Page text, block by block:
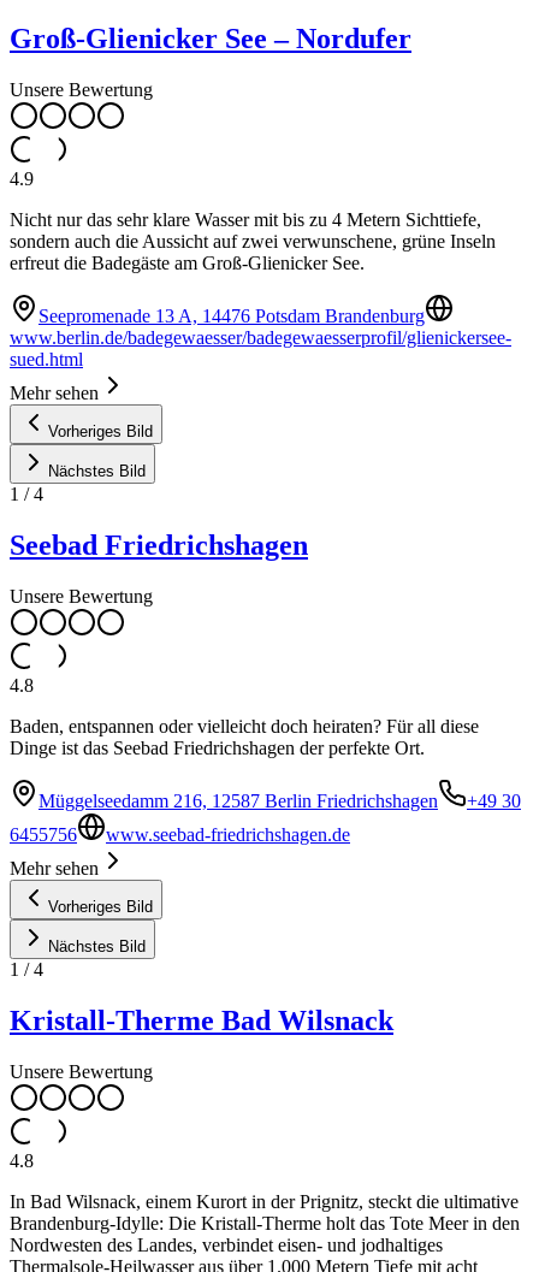
Groß-Glienicker See – Nordufer
Unsere Bewertung
4.9
Nicht nur das sehr klare Wasser mit bis zu 4 Metern Sichttiefe,
sondern auch die Aussicht auf zwei verwunschene, grüne Inseln
erfreut die Badegäste am Groß-Glienicker See.
Seepromenade 13 A, 14476 Potsdam Brandenburg
www.berlin.de/badegewaesser/badegewaesserprofil/glienickersee-
sued.html
Mehr sehen
Vorheriges Bild
Nächstes Bild
1 /4
Seebad Friedrichshagen
Unsere Bewertung
4.8
Baden, entspannen oder vielleicht doch heiraten? Für all diese
Dinge ist das Seebad Friedrichshagen der perfekte Ort.
Müggelseedamm 216, 12587 Berlin Friedrichshagen
+49 30
6455756
www.seebad-friedrichshagen.de
Mehr sehen
Vorheriges Bild
Nächstes Bild
1 /4
Kristall-Therme Bad Wilsnack
Unsere Bewertung
4.8
In Bad Wilsnack, einem Kurort in der Prignitz, steckt die ultimative
Brandenburg-Idylle: Die Kristall-Therme holt das Tote Meer in den
Nordwesten des Landes, verbindet eisen- und jodhaltiges
Thermalsole-Heilwasser aus über 1.000 Metern Tiefe mit acht